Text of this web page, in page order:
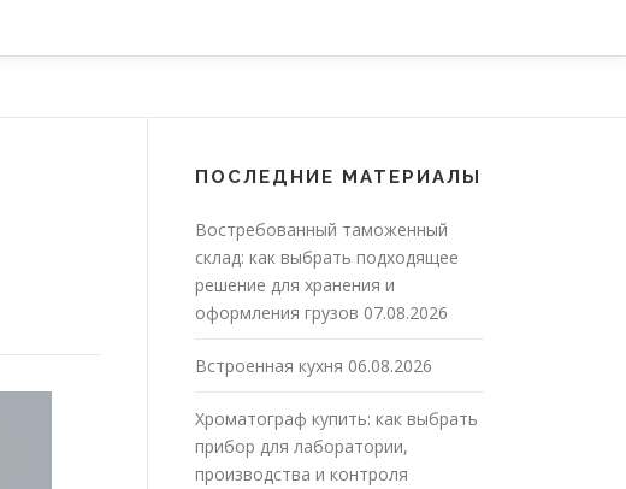
ПОСЛЕДНИЕ МАТЕРИАЛЫ
Востребованный таможенный
склад: как выбрать подходящее
решение для хранения и
оформления грузов 07.08.2026
Встроенная кухня 06.08.2026
Хроматограф купить: как выбрать
прибор для лаборатории,
производства и контроля